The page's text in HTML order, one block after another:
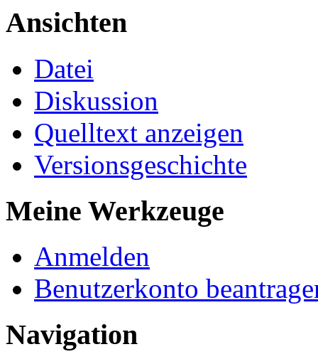
Ansichten
Datei
Diskussion
Quelltext anzeigen
Versionsgeschichte
Meine Werkzeuge
Anmelden
Benutzerkonto
Navigation